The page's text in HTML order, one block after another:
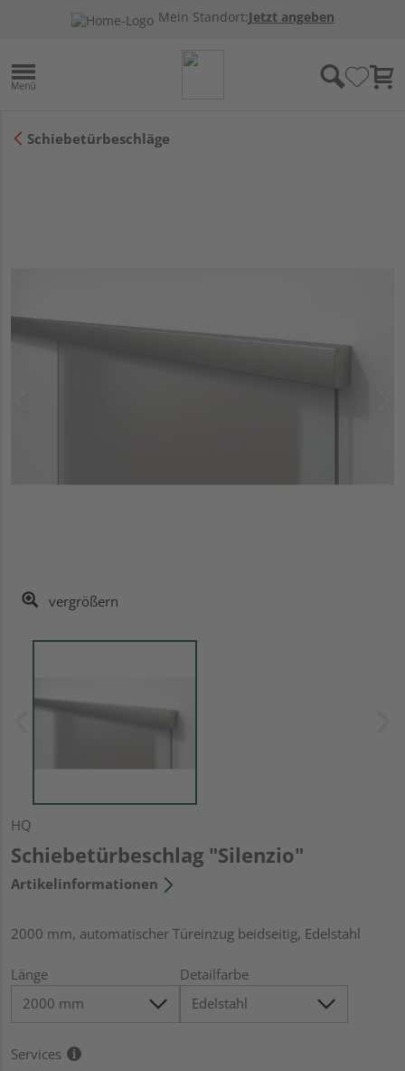
Mein Standort:Jetzt angeben
Schiebetürbeschläge
vergrößern
HQ
Schiebetürbeschlag "Silenzio"
Artikelinformationen
2000 mm, automatischer Türeinzug beidseitig, Edelstahl
Länge Detailfarbe
Services